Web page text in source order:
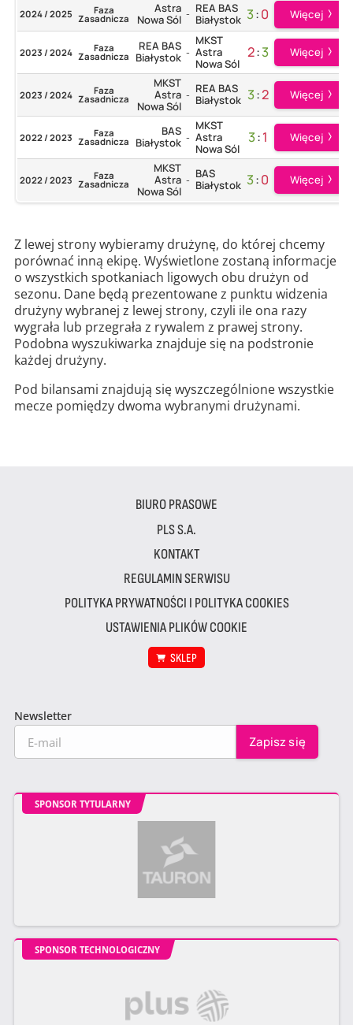
2024 / 2025 Faza
Zasadnicza
Astra
Nowa Sól - REA BAS
Białystok 3:0 Więcej
2023 / 2024 Faza
Zasadnicza
REA BAS
Białystok -
MKST
Astra
Nowa Sól
2:3 Więcej
2023 / 2024 Faza
Zasadnicza
MKST
Astra
Nowa Sól
- REA BAS
Białystok 3:2 Więcej
2022 / 2023 Faza
Zasadnicza
BAS
Białystok -
MKST
Astra
Nowa Sól
3:1 Więcej
2022 / 2023 Faza
Zasadnicza
MKST
Astra
Nowa Sól
- BAS
Białystok 3:0 Więcej
Z lewej strony wybieramy drużynę, do której chcemy
porównać inną ekipę. Wyświetlone zostaną informacje
o wszystkich spotkaniach ligowych obu drużyn od
sezonu. Dane będą prezentowane z punktu widzenia
drużyny wybranej z lewej strony, czyli ile ona razy
wygrała lub przegrała z rywalem z prawej strony.
Podobna wyszukiwarka znajduje się na podstronie
każdej drużyny.
Pod bilansami znajdują się wyszczególnione wszystkie
mecze pomiędzy dwoma wybranymi drużynami.
BIURO PRASOWE
PLS S.A.
KONTAKT
REGULAMIN SERWISU
POLITYKA PRYWATNOŚCI I POLITYKA COOKIES
USTAWIENIA PLIKÓW COOKIE
SKLEP
Newsletter
SPONSOR TYTULARNY
SPONSOR TECHNOLOGICZNY